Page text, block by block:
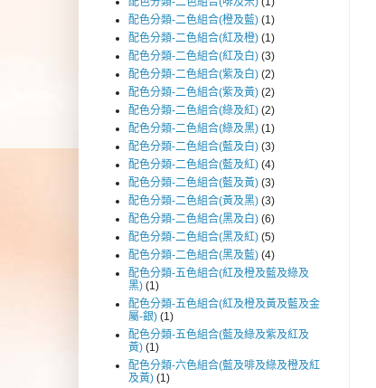
配色分類-二色組合(橙及藍) (1)
配色分類-二色組合(紅及橙) (1)
配色分類-二色組合(紅及白) (3)
配色分類-二色組合(紫及白) (2)
配色分類-二色組合(紫及黃) (2)
配色分類-二色組合(綠及紅) (2)
配色分類-二色組合(綠及黑) (1)
配色分類-二色組合(藍及白) (3)
配色分類-二色組合(藍及紅) (4)
配色分類-二色組合(藍及黃) (3)
配色分類-二色組合(黃及黑) (3)
配色分類-二色組合(黑及白) (6)
配色分類-二色組合(黑及紅) (5)
配色分類-二色組合(黑及藍) (4)
配色分類-五色組合(紅及橙及藍及綠及
黑) (1)
配色分類-五色組合(紅及橙及黃及藍及金
屬-銀) (1)
配色分類-五色組合(藍及綠及紫及紅及
黃) (1)
配色分類-六色組合(藍及啡及綠及橙及紅
及黃) (1)